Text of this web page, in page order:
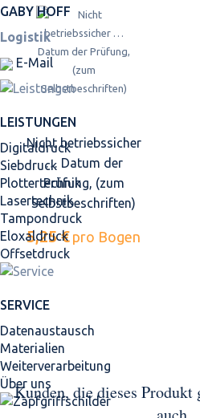
GABY HOFF
Logistik
E-Mail
LEISTUNGEN
Digitaldruck
Siebdruck
Plottertechnik
Lasertechnik
Tampondruck
Eloxaldruck
Offsetdruck
SERVICE
Datenaustausch
Materialien
Weiterverarbeitung
Über uns
Nicht betriebssicher
… Datum der
Prüfung, (zum
Selbstbeschriften)
5,25 € pro Bogen
Kunden, die dieses